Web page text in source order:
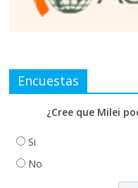
Encuestas
¿Cree que Milei
Si
No